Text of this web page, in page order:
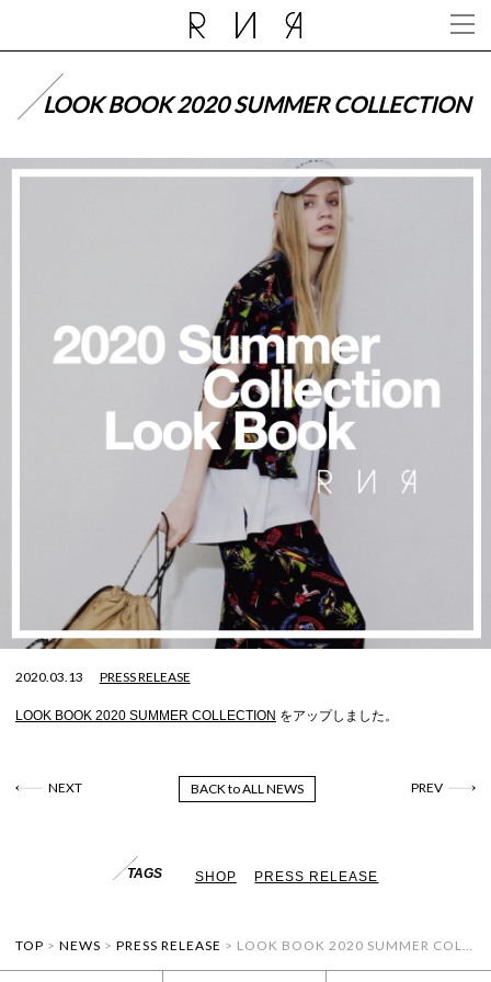
LOOK BOOK 2020 SUMMER COLLECTION
2020.03.13 PRESS RELEASE
LOOK BOOK 2020 SUMMER COLLECTION をアップしました。
PREV
NEXT BACK to ALL NEWS
TAGS SHOP PRESS RELEASE
TOP > NEWS > PRESS RELEASE > LOOK BOOK 2020 SUMMER COLLECTION